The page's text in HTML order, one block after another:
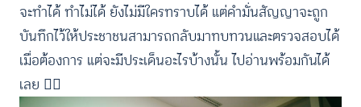
จะทำได้ ทำไม่ได้ ยังไม่มีใครทราบได้ แต่คำมั่นสัญญาจะถูก
บันทึกไว้ให้ประชาชนสามารถกลับมาทบทวนและตรวจสอบได้
เมื่อต้องการ แต่จะมีประเด็นอะไรบ้างนั้น ไปอ่านพร้อมกันได้
เลย 🏳️‍🌈